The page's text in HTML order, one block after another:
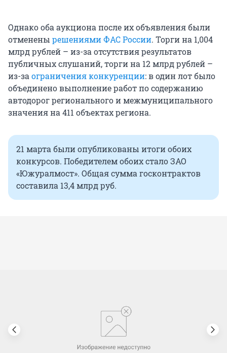
Однако оба аукциона после их объявления были
отменены решениями ФАС России. Торги на 1,004
млрд рублей – из-за отсутствия результатов
публичных слушаний, торги на 12 млрд рублей –
из-за ограничения конкуренции: в один лот было
объединено выполнение работ по содержанию
автодорог регионального и межмуниципального
значения на 411 объектах региона.
21 марта были опубликованы итоги обоих
конкурсов. Победителем обоих стало ЗАО
«Южуралмост». Общая сумма госконтрактов
составила 13,4 млрд руб.